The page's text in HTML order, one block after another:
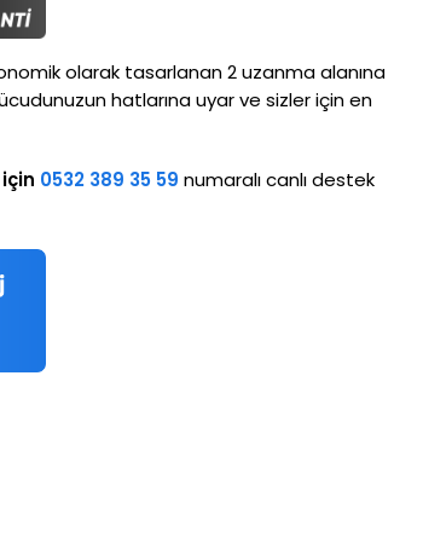
olarak tasarlanan 2 uzanma alanına
hatlarına uyar ve sizler için en
0532 389 35 59 numaralı canlı destek